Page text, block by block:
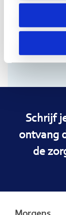
Schrijf
ontvang
de